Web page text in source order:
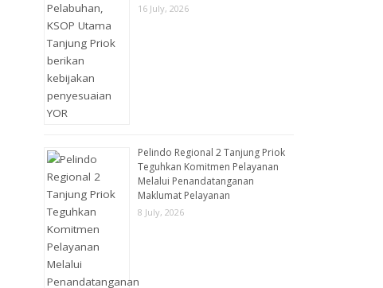
16 July, 2026
Pelindo Regional 2 Tanjung Priok
Teguhkan Komitmen Pelayanan
Melalui Penandatanganan
Maklumat Pelayanan
8 July, 2026